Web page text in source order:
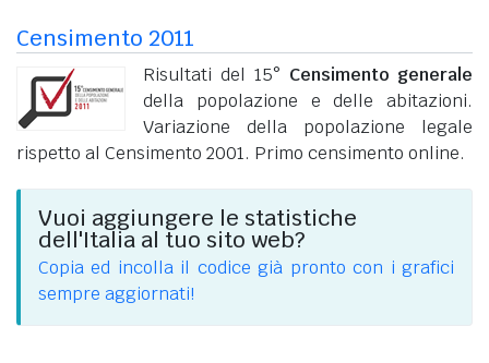
Censimento 2011
Risultati del 15° Censimento generale
della popolazione e delle abitazioni.
Variazione della popolazione legale
rispetto al Censimento 2001. Primo censimento online.
Vuoi aggiungere le statistiche
dell'Italia al tuo sito web?
Copia ed incolla il codice già pronto con i grafici
sempre aggiornati!